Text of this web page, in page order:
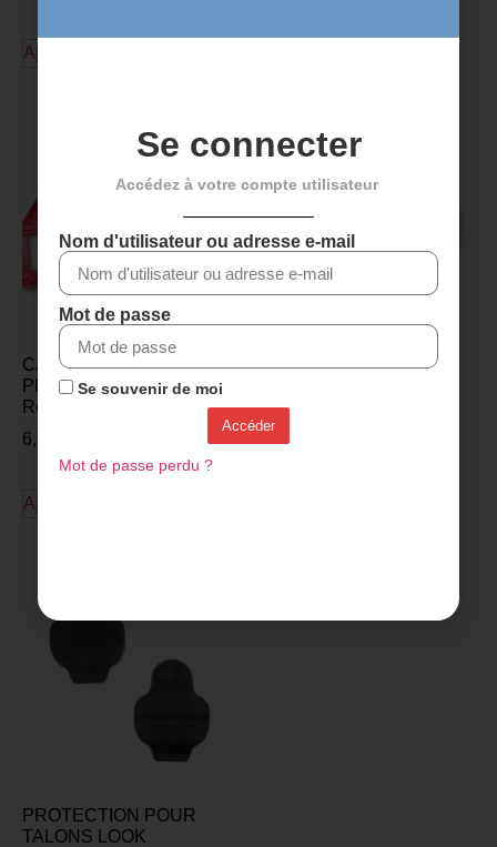
Ajouter au panier
CALES ROTO POUR
PÉDALES LOOK KEO –
Rouge 9°
6,99
Ajouter au panier
Rallonge en aluminium
3,99
PROTECTION POUR
TALONS LOOK
Se connecter
Accédez à votre compte utilisateur
Nom d'utilisateur ou adresse e-mail
Mot de passe
Se souvenir de moi
Accéder
Mot de passe perdu ?